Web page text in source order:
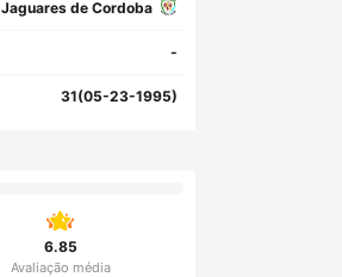
Jaguares de Cordoba
-
31(05-23-1995)
6.85
Avaliação média